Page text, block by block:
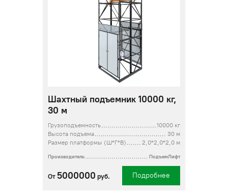
Шахтный подъемник 10000 кг,
30 м
Грузоподъемность
10000 кг
Высота подъема
30 м
Размер платформы (Ш*Г*В)
2,0*2,0*2,0 м
Производитель ПодъемЛифт
От 5000000 руб. Подробнее